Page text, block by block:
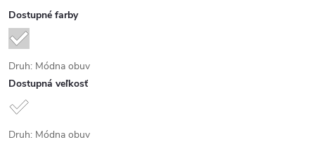
Dostupné farby
Druh: Módna obuv
Dostupná veľkosť
Druh: Módna obuv